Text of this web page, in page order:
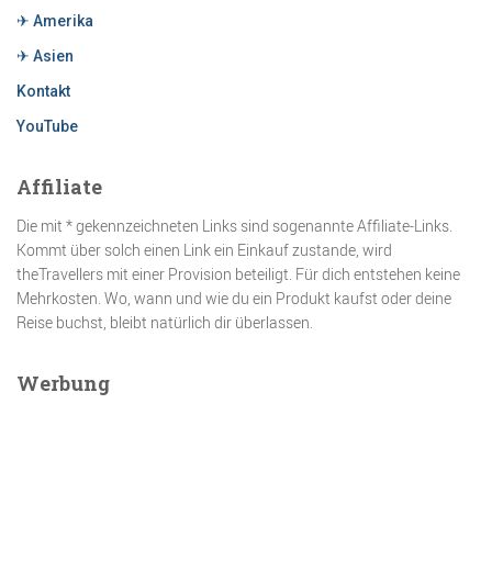
✈ Amerika
✈ Asien
Kontakt
YouTube
Affiliate
Die mit * gekennzeichneten Links sind sogenannte Affiliate-Links.
Kommt über solch einen Link ein Einkauf zustande, wird
theTravellers mit einer Provision beteiligt. Für dich entstehen keine
Mehrkosten. Wo, wann und wie du ein Produkt kaufst oder deine
Reise buchst, bleibt natürlich dir überlassen.
Werbung